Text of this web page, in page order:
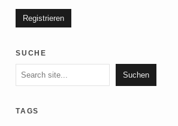
suche
Suchen
tags